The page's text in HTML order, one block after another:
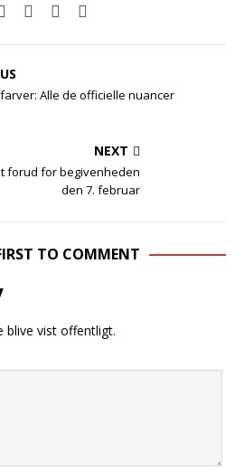
Alle de officielle nuancer
NEXT
forud for begivenheden
den 7. februar
TO COMMENT
blive vist offentligt.